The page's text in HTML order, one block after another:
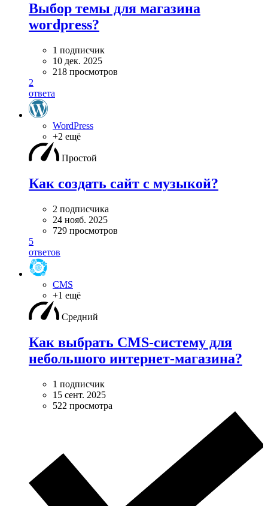
Выбор темы для магазина
wordpress?
1 подписчик
10 дек. 2025
218 просмотров
2
ответа
WordPress
+2 ещё
Простой
Как создать сайт с музыкой?
2 подписчика
24 нояб. 2025
729 просмотров
5
ответов
CMS
+1 ещё
Средний
Как выбрать CMS-систему для
небольшого интернет-магазина?
1 подписчик
15 сент. 2025
522 просмотра